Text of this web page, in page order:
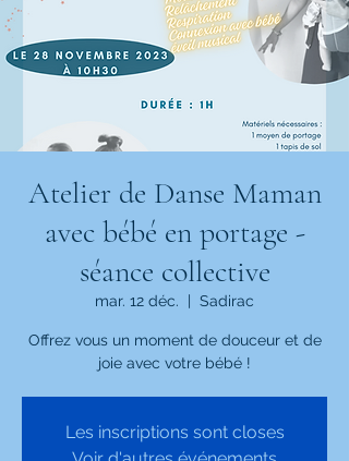
Atelier de Danse Maman
avec bébé en portage -
séance collective
mar. 12 déc. Sadirac
Offrez vous un moment de douceur et de
joie avec votre bébé !
Les inscriptions sont closes